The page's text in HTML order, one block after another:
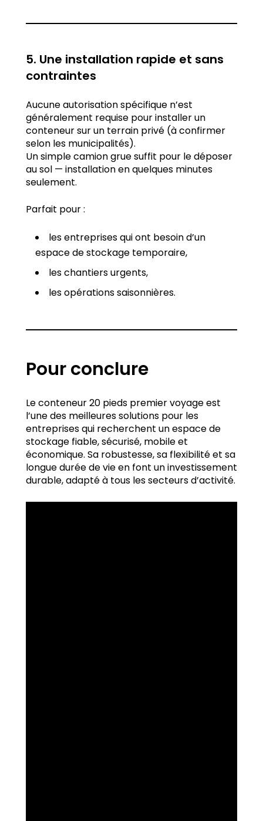
5. Une installation rapide et sans
contraintes
Aucune autorisation spécifique n’est
généralement requise pour installer un
conteneur sur un terrain privé (à confirmer
selon les municipalités).
Un simple camion grue suffit pour le déposer
au sol — installation en quelques minutes
seulement.
Parfait pour :
les entreprises qui ont besoin d’un
espace de stockage temporaire,
les chantiers urgents,
les opérations saisonnières.
Pour conclure
Le conteneur 20 pieds premier voyage est
l’une des meilleures solutions pour les
entreprises qui recherchent un espace de
stockage fiable, sécurisé, mobile et
économique. Sa robustesse, sa flexibilité et sa
longue durée de vie en font un investissement
durable, adapté à tous les secteurs d’activité.